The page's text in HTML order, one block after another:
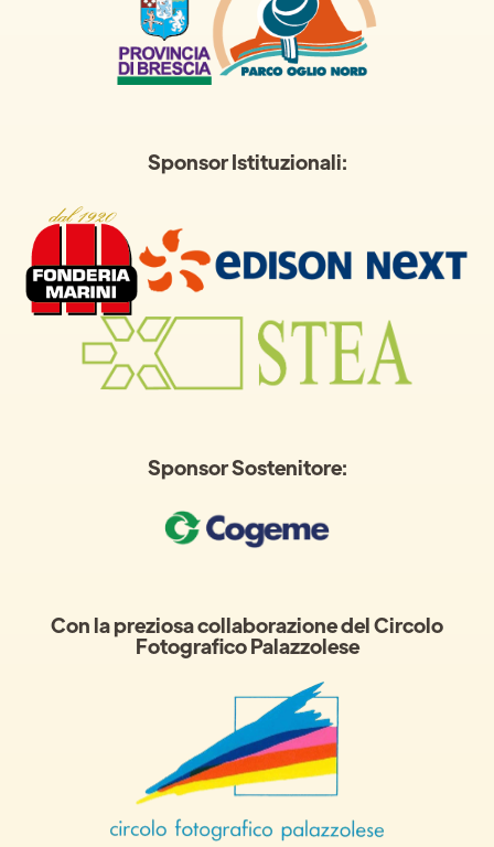
Sponsor Istituzionali:
Sponsor Sostenitore:
Con la preziosa collaborazione del Circolo
Fotografico Palazzolese